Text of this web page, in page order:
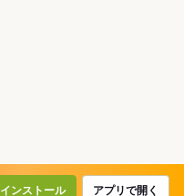
インストール アプリで開く